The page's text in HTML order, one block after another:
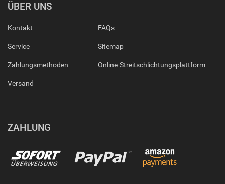
ÜBER UNS
Kontakt
Service
Zahlungsmethoden
Versand
FAQs
Sitemap
Online-Streitschlichtungsplattform
ZAHLUNG